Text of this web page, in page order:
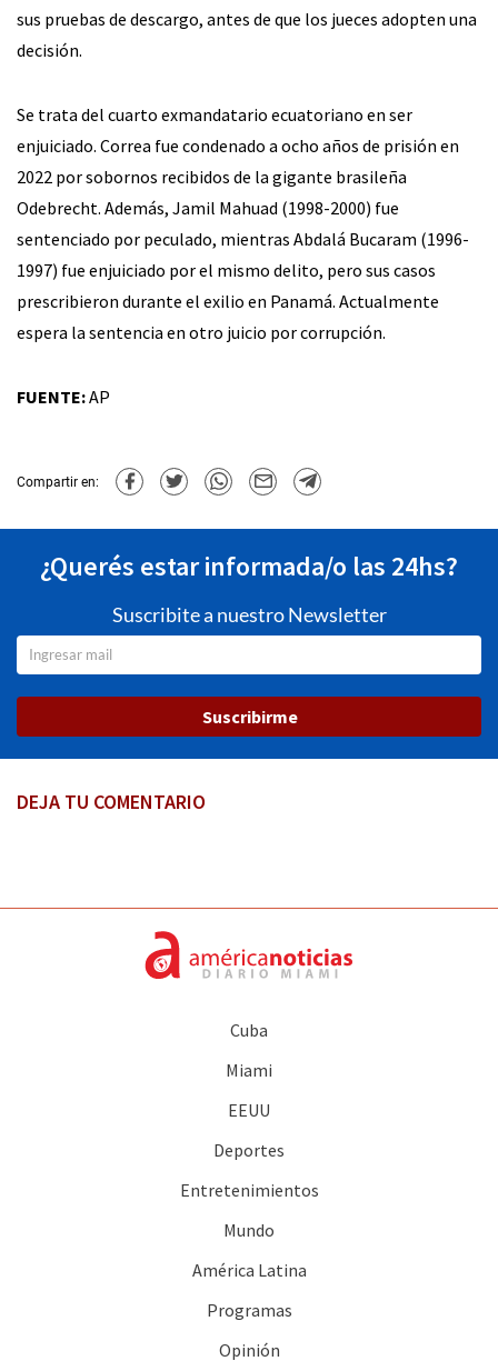
sus pruebas de descargo, antes de que los jueces adopten una
decisión.
Se trata del cuarto exmandatario ecuatoriano en ser
enjuiciado. Correa fue condenado a ocho años de prisión en
2022 por sobornos recibidos de la gigante brasileña
Odebrecht. Además, Jamil Mahuad (1998-2000) fue
sentenciado por peculado, mientras Abdalá Bucaram (1996-
1997) fue enjuiciado por el mismo delito, pero sus casos
prescribieron durante el exilio en Panamá. Actualmente
espera la sentencia en otro juicio por corrupción.
FUENTE:AP
Compartir en:
¿Querés estar informada/o las 24hs?
Suscribite a nuestro Newsletter
Suscribirme
DEJA TU COMENTARIO
Cuba
Miami
EEUU
Deportes
Entretenimientos
Mundo
América Latina
Programas
Opinión